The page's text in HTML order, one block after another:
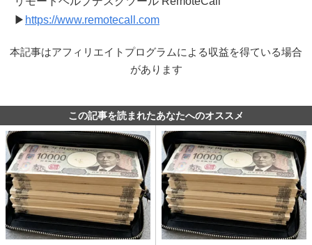
▶ https://www.remotecall.com
本記事はアフィリエイトプログラムによる収益を得ている場合
があります
この記事を読まれたあなたへのオススメ